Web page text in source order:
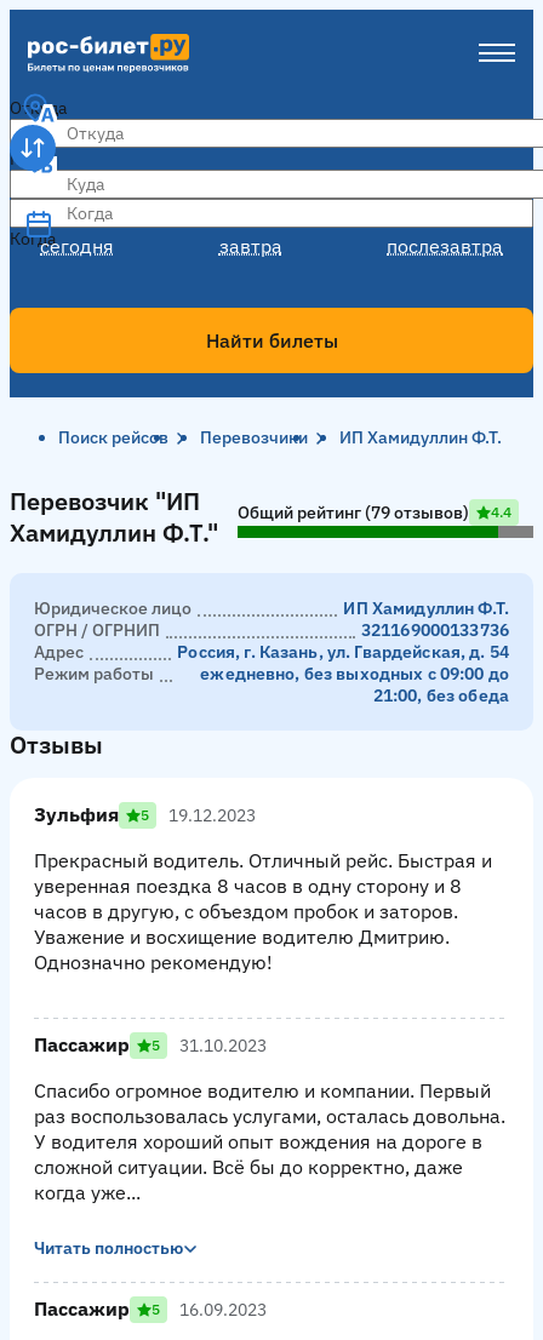
Откуда
Куда
Когда
сегодня завтра послезавтра
Когда
Найти билеты
Поиск рейсов Перевозчики ИП Хамидуллин Ф.Т.
Перевозчик "ИП Хамидуллин Ф.Т."
Перевозчик "ИП
Хамидуллин Ф.Т."
Общий рейтинг (79 отзывов) 4.4
Юридическое лицо
ИП Хамидуллин Ф.Т.
ОГРН / ОГРНИП
321169000133736
Адрес
Россия, г. Казань, ул. Гвардейская, д. 54
Режим работы
ежедневно, без выходных с 09:00 до
21:00, без обеда
Отзывы
Зульфия 5 19.12.2023
Прекрасный водитель. Отличный рейс. Быстрая и
уверенная поездка 8 часов в одну сторону и 8
часов в другую, с объездом пробок и заторов.
Уважение и восхищение водителю Дмитрию.
Однозначно рекомендую!
Пассажир 5 31.10.2023
Спасибо огромное водителю и компании. Первый
раз воспользовалась услугами, осталась довольна.
У водителя хороший опыт вождения на дороге в
сложной ситуации. Всё бы до корректно, даже
когда уже...
Читать полностью
Пассажир 5 16.09.2023